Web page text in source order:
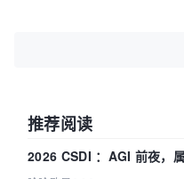
推荐阅读
2026 CSDI ：AGI 前夜，